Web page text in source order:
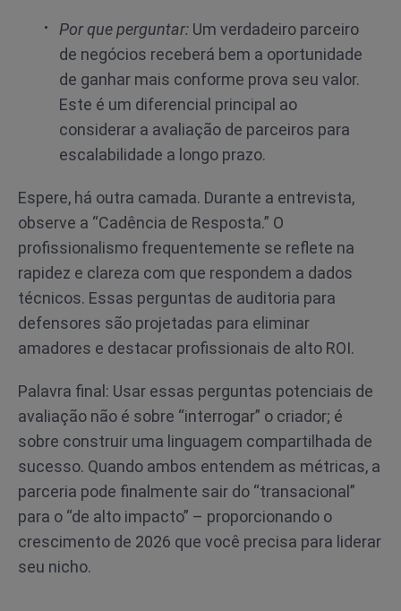
Por que perguntar: Um verdadeiro parceiro
de negócios receberá bem a oportunidade
de ganhar mais conforme prova seu valor.
Este é um diferencial principal ao
considerar a avaliação de parceiros para
escalabilidade a longo prazo.
Espere, há outra camada. Durante a entrevista,
observe a “Cadência de Resposta.” O
profissionalismo frequentemente se reflete na
rapidez e clareza com que respondem a dados
técnicos. Essas perguntas de auditoria para
defensores são projetadas para eliminar
amadores e destacar profissionais de alto ROI.
Palavra final: Usar essas perguntas potenciais de
avaliação não é sobre “interrogar” o criador; é
sobre construir uma linguagem compartilhada de
sucesso. Quando ambos entendem as métricas, a
parceria pode finalmente sair do “transacional”
para o “de alto impacto” – proporcionando o
crescimento de 2026 que você precisa para liderar
seu nicho.